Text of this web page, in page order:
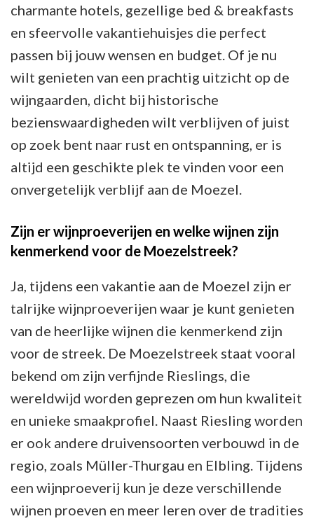
charmante hotels, gezellige bed & breakfasts
en sfeervolle vakantiehuisjes die perfect
passen bij jouw wensen en budget. Of je nu
wilt genieten van een prachtig uitzicht op de
wijngaarden, dicht bij historische
bezienswaardigheden wilt verblijven of juist
op zoek bent naar rust en ontspanning, er is
altijd een geschikte plek te vinden voor een
onvergetelijk verblijf aan de Moezel.
Zijn er wijnproeverijen en welke wijnen zijn
kenmerkend voor de Moezelstreek?
Ja, tijdens een vakantie aan de Moezel zijn er
talrijke wijnproeverijen waar je kunt genieten
van de heerlijke wijnen die kenmerkend zijn
voor de streek. De Moezelstreek staat vooral
bekend om zijn verfijnde Rieslings, die
wereldwijd worden geprezen om hun kwaliteit
en unieke smaakprofiel. Naast Riesling worden
er ook andere druivensoorten verbouwd in de
regio, zoals Müller-Thurgau en Elbling. Tijdens
een wijnproeverij kun je deze verschillende
wijnen proeven en meer leren over de tradities